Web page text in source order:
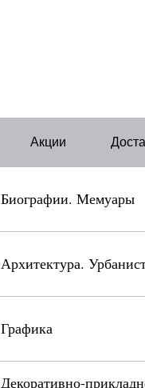
Акции
Биографии. Мемуары
Архитектура.
Графика
Декоративно-